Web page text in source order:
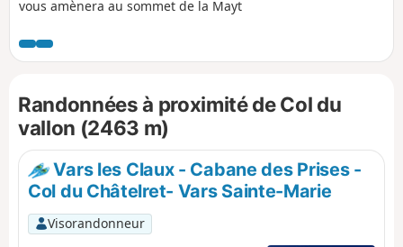
vous amènera au sommet de la Mayt
Randonnées à proximité de Col du
vallon (2463 m)
Vars les Claux - Cabane des Prises -
Col du Châtelret- Vars Sainte-Marie
Visorandonneur